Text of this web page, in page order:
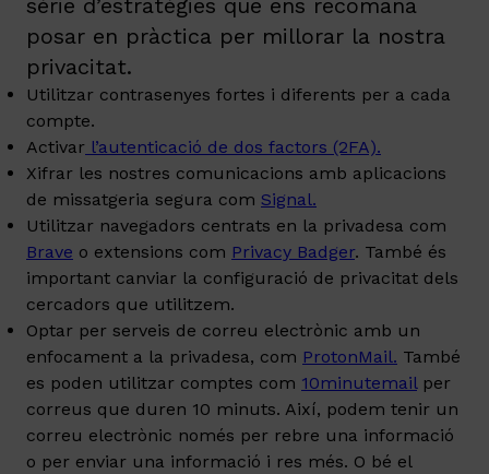
sèrie d’estratègies que ens recomana
posar en pràctica per millorar la nostra
privacitat.
Utilitzar contrasenyes fortes i diferents per a cada
compte.
Activar l’autenticació de dos factors (2FA).
Xifrar les nostres comunicacions amb aplicacions
de missatgeria segura com Signal.
Utilitzar navegadors centrats en la privadesa com
Brave o extensions com Privacy Badger. També és
important canviar la configuració de privacitat dels
cercadors que utilitzem.
Optar per serveis de correu electrònic amb un
enfocament a la privadesa, com ProtonMail. També
es poden utilitzar comptes com 10minutemailper
correus que duren 10 minuts. Així, podem tenir un
correu electrònic només per rebre una informació
o per enviar una informació i res més. O bé el